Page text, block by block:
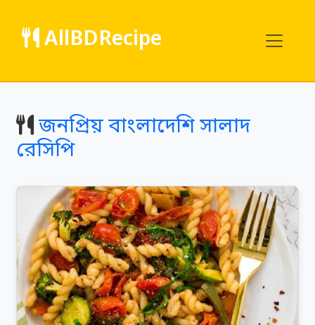
AllBDRecipe
জনপ্রিয় বাংলাদেশি সালাদ
রেসিপি